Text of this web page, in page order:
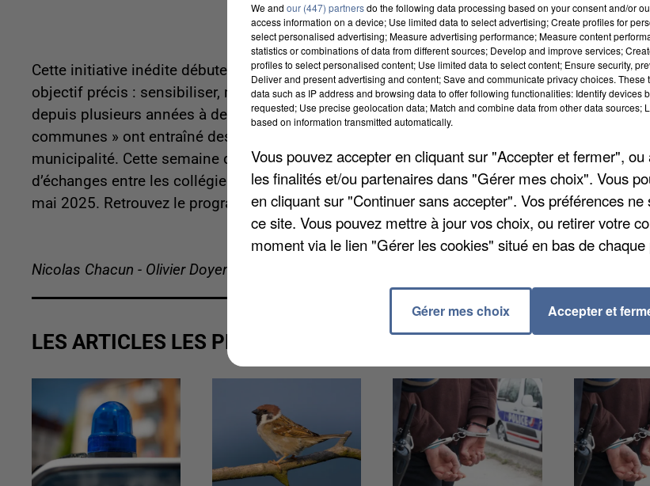
Cette initiative inédite débutera samedi 10 mai 2025. Elle doit durer jusqu’au 16 mai 2025
objectif précis : sensibiliser, mobiliser et favoriser le vivre-ensemble. La ville-préfecture est
depuis plusieurs années à des affrontements entre jeunes. Ces « rivalités historiques entre
communes » ont entraîné des « conséquences délétères, parfois dramatiques », déplore la
municipalité. Cette semaine de la prévention des risques doit permettre d’organiser des
d’échanges entre les collégiens. Un café débat sur la responsabilité parentale est aussi
mai 2025. Retrouvez le programme complet sur le sitewww.evrycourcouronnes.fr.
Nicolas Chacun - Olivier Doyen
LES ARTICLES LES PLUS VUS
We and our (447) partnersdo the following data processing based on your consent and/or
access information on a device; Use limited data to select advertising; Create profiles for
select personalised advertising; Measure advertising performance; Measure content
statistics or combinations of data from different sources; Develop and improve services;
profiles to select personalised content; Use limited data to select content; Ensure security,
Deliver and present advertising and content; Save and communicate privacy choices.
data such as IP address and browsing data to offer following functionalities: Identify devices
requested; Use precise geolocation data; Match and combine data from other data sources;
based on information transmitted automatically.
Vous pouvez accepter en cliquant sur "Accepter et fermer",
les finalités et/ou partenaires dans "Gérer mes choix". Vous
en cliquant sur "Continuer sans accepter". Vos préférences
ce site. Vous pouvez mettre à jour vos choix, ou retirer votre
moment via le lien "Gérer les cookies" situé en bas de chaque
Gérer mes choix Accepter et